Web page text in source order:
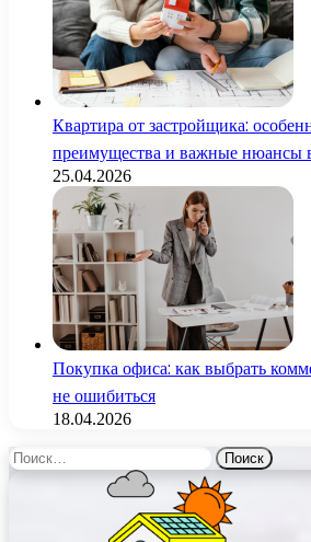
Квартира от застройщика:
преимущества и важные нюансы
25.04.2026
Покупка офиса: как выбрать
не ошибиться
18.04.2026
Найти: